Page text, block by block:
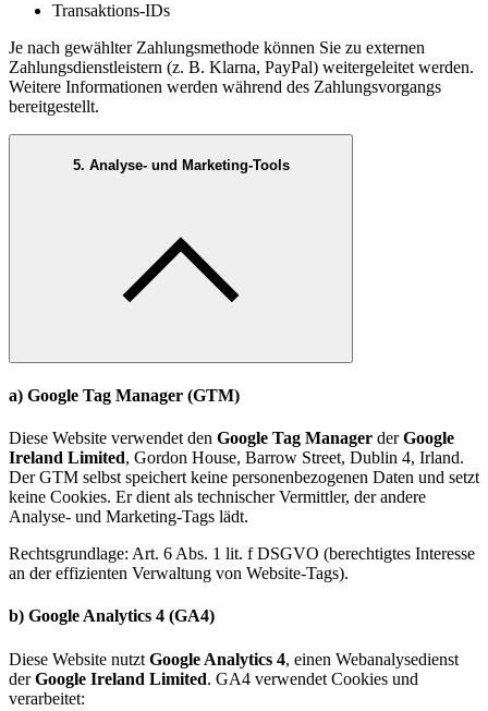
Transaktions-IDs
Je nach gewählter Zahlungsmethode können Sie zu externen
Zahlungsdienstleistern (z. B. Klarna, PayPal) weitergeleitet werden.
Weitere Informationen werden während des Zahlungsvorgangs
bereitgestellt.
5. Analyse- und Marketing-Tools
a) Google Tag Manager (GTM)
Diese Website verwendet den Google Tag Manager derGoogle
Ireland Limited, Gordon House, Barrow Street, Dublin 4, Irland.
Der GTM selbst speichert keine personenbezogenen Daten und setzt
keine Cookies. Er dient als technischer Vermittler, der andere
Analyse- und Marketing-Tags lädt.
Rechtsgrundlage: Art. 6 Abs. 1 lit. f DSGVO (berechtigtes Interesse
an der effizienten Verwaltung von Website-Tags).
b) Google Analytics 4 (GA4)
Diese Website nutzt Google Analytics 4, einen Webanalysedienst
derGoogle Ireland Limited. GA4 verwendet Cookies und
verarbeitet: